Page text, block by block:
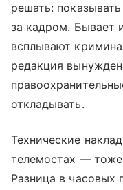
решать:
за кадром. Бывает
всплывают
редакция
откладывать.
Технические
телемостах — тоже
Разница в часовых